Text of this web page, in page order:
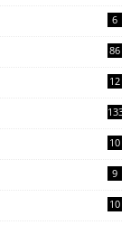
6
86
12
133
10
9
10